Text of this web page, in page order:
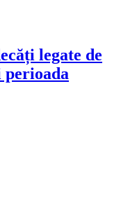
legate de
perioada